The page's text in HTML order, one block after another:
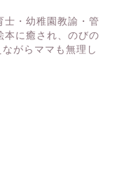
・幼稚園教諭・管
本に癒され、のびの
がらママも無理し